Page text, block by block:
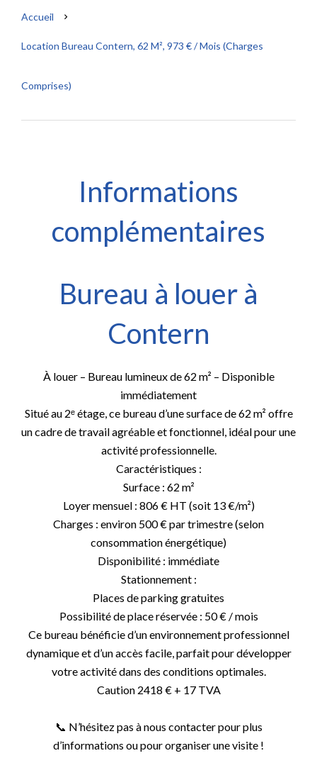
Accueil
Location Bureau Contern, 62 M², 973 € / Mois (Charges
Comprises)
Informations
complémentaires
Bureau à louer à
Contern
À louer – Bureau lumineux de 62 m² – Disponible
immédiatement
Situé au 2ᵉ étage, ce bureau d’une surface de 62 m² offre
un cadre de travail agréable et fonctionnel, idéal pour une
activité professionnelle.
Caractéristiques :
Surface : 62 m²
Loyer mensuel : 806 € HT (soit 13 €/m²)
Charges : environ 500 € par trimestre (selon
consommation énergétique)
Disponibilité : immédiate
Stationnement :
Places de parking gratuites
Possibilité de place réservée : 50 € / mois
Ce bureau bénéficie d’un environnement professionnel
dynamique et d’un accès facile, parfait pour développer
votre activité dans des conditions optimales.
Caution 2418 € + 17 TVA
📞 N’hésitez pas à nous contacter pour plus
d’informations ou pour organiser une visite !